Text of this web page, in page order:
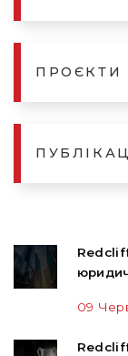
ПРОЄКТИ
09